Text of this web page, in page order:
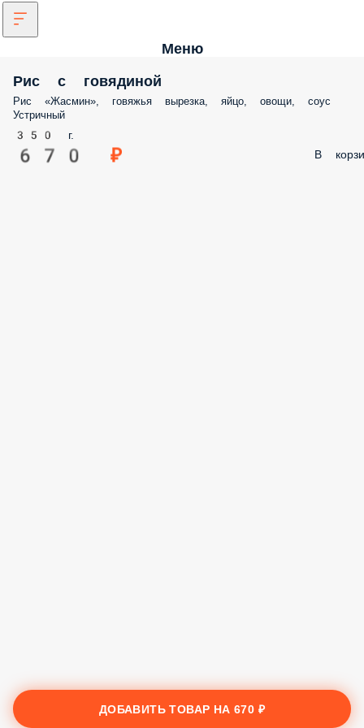
Меню
Рис с говядиной
Рис «Жасмин», говяжья вырезка, яйцо, овощи, соус
Устричный
350 г.
670 ₽ В
ДОБАВИТЬ ТОВАР НА670 ₽